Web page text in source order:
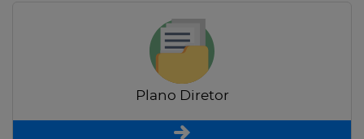
Plano Diretor